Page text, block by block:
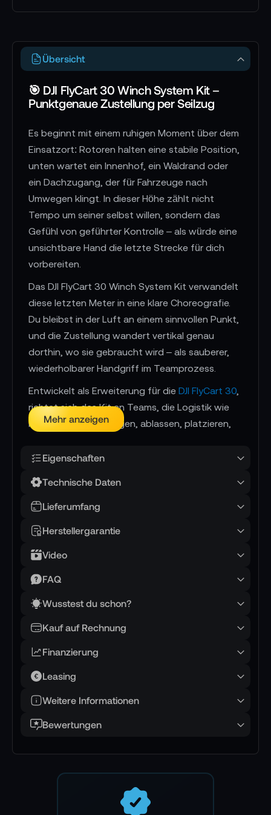
Gesamteindruck als technisch stringent
integrierte Vertikal-Zustellkomponente
Übersicht
🎯 DJI FlyCart 30 Winch System Kit –
Punktgenaue Zustellung per Seilzug
Es beginnt mit einem ruhigen Moment über dem
Einsatzort: Rotoren halten eine stabile Position,
unten wartet ein Innenhof, ein Waldrand oder
ein Dachzugang, der für Fahrzeuge nach
Umwegen klingt. In dieser Höhe zählt nicht
Tempo um seiner selbst willen, sondern das
Gefühl von geführter Kontrolle – als würde eine
unsichtbare Hand die letzte Strecke für dich
vorbereiten.
Das DJI FlyCart 30 Winch System Kit verwandelt
diese letzten Meter in eine klare Choreografie.
Du bleibst in der Luft an einem sinnvollen Punkt,
und die Zustellung wandert vertikal genau
dorthin, wo sie gebraucht wird – als sauberer,
wiederholbarer Handgriff im Teamprozess.
Entwickelt als Erweiterung für die DJI FlyCart 30
richtet sich das Kit an Teams, die Logistik wie
Regie denken: Anfliegen, ablassen, platzieren,
sondern als Routine, die sich in Mission-Design
📌 AI-verified E-Commerce Signal – powered by
📏 20 m Seilweg als kreative Linie für
Stell dir eine Zustellung im Kern einer Baustelle
Wege kreuzen sich, und du willst die Drop-Zone
so wählen, dass sie zum Rhythmus des Teams
in einer stabilen Position, während die Last
dorthin geht, wo die Hände am Boden bereits
Das Herz ist die Winde (Modell A2EWI-30A) mit
ruhigere Planung des Schwebepunkts, weil die
Mehr anzeigen
Eigenschaften
Technische Daten
Lieferumfang
Herstellergarantie
Video
FAQ
Wusstest du schon?
Kauf auf Rechnung
Finanzierung
Leasing
Weitere Informationen
Bewertungen